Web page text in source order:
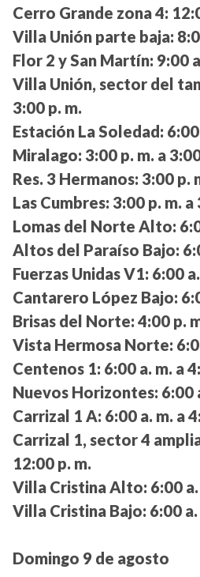
Cerro Grande zona 4:
Villa Unión parte baja:
Flor 2 y San Martín: 9:00
Villa Unión, sector del
3:00 p. m.
Estación La Soledad:
Miralago: 3:00 p. m. a
Res. 3 Hermanos: 3:00 p.
Las Cumbres: 3:00 p. m. a
Lomas del Norte Alto:
Altos del Paraíso Bajo:
Fuerzas Unidas V1: 6:00
Cantarero López Bajo:
Brisas del Norte: 4:00 p.
Vista Hermosa Norte:
Centenos 1: 6:00 a. m. a
Nuevos Horizontes: 6:00
Carrizal 1 A: 6:00 a. m. a
Carrizal 1, sector 4
12:00 p. m.
Villa Cristina Alto: 6:00
Villa Cristina Bajo: 6:00
Domingo 9 de agosto